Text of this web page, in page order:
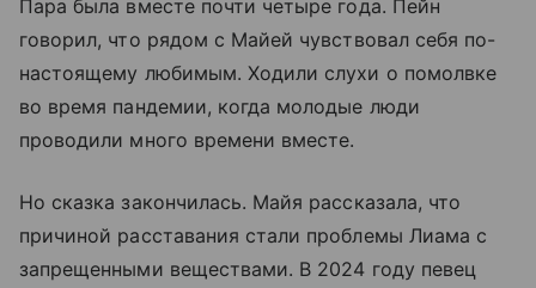
Пара была вместе почти четыре года. Пейн
говорил, что рядом с Майей чувствовал себя по-
настоящему любимым. Ходили слухи о помолвке
во время пандемии, когда молодые люди
проводили много времени вместе.
Но сказка закончилась. Майя рассказала, что
причиной расставания стали проблемы Лиама с
запрещенными веществами. В 2024 году певец